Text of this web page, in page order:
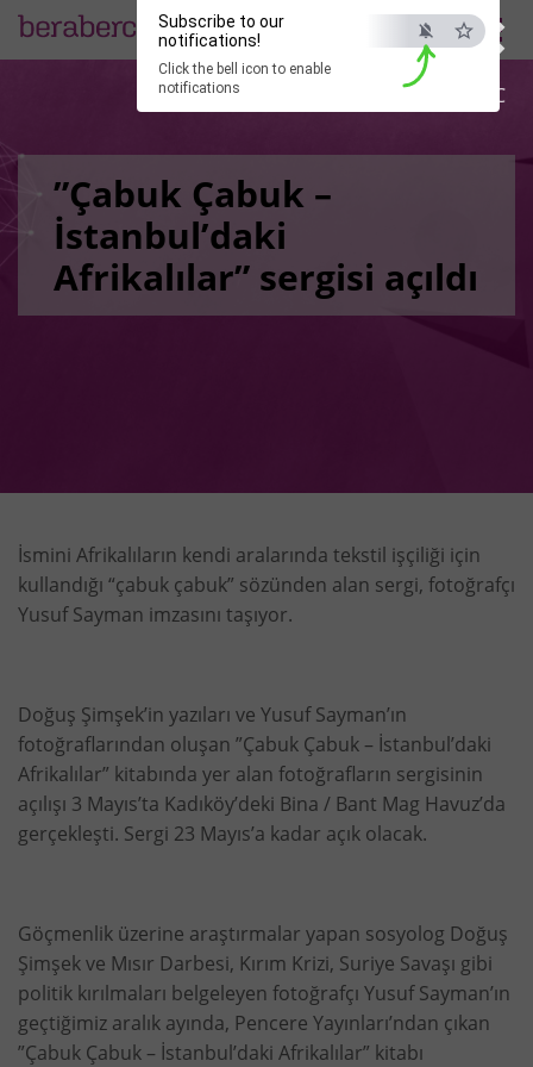
×
ESC
Subscribe to our
notifications!
Click the bell icon to enable
notifications
EN
”Çabuk Çabuk –
İstanbul’daki
Afrikalılar” sergisi açıldı
İsmini Afrikalıların kendi aralarında tekstil işçiliği için
kullandığı “çabuk çabuk” sözünden alan sergi, fotoğrafçı
Yusuf Sayman imzasını taşıyor.
Doğuş Şimşek’in yazıları ve Yusuf Sayman’ın
fotoğraflarından oluşan ”Çabuk Çabuk – İstanbul’daki
Afrikalılar” kitabında yer alan fotoğrafların sergisinin
açılışı 3 Mayıs’ta Kadıköy’deki Bina / Bant Mag Havuz’da
gerçekleşti. Sergi 23 Mayıs’a kadar açık olacak.
Göçmenlik üzerine araştırmalar yapan sosyolog Doğuş
Şimşek ve Mısır Darbesi, Kırım Krizi, Suriye Savaşı gibi
politik kırılmaları belgeleyen fotoğrafçı Yusuf Sayman’ın
geçtiğimiz aralık ayında, Pencere Yayınları’ndan çıkan
”Çabuk Çabuk – İstanbul’daki Afrikalılar” kitabı